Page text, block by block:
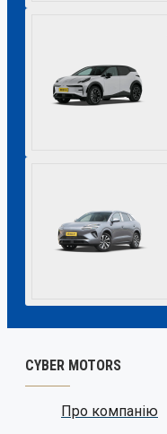
CYBER MOTORS
Про компанію